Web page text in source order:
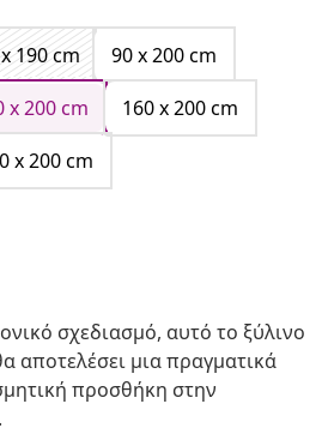
190 cm
90 x 200 cm
x 200 cm
160 x 200 cm
x 200 cm
σχεδιασμό, αυτό το ξύλινο
αποτελέσει μια πραγματικά
προσθήκη στην